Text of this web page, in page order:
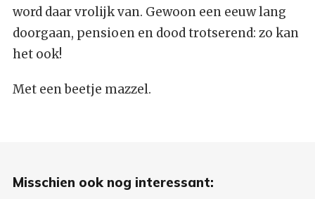
word daar vrolijk van. Gewoon een eeuw lang
doorgaan, pensioen en dood trotserend: zo kan
het ook!
Met een beetje mazzel.
Misschien ook nog interessant: